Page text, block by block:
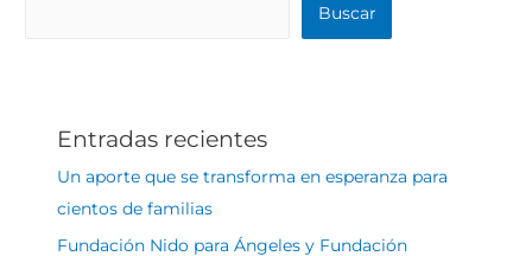
Buscar
Entradas recientes
Un aporte que se transforma en esperanza para
cientos de familias
Fundación Nido para Ángeles y Fundación